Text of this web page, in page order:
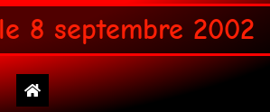
8 septembre 2002